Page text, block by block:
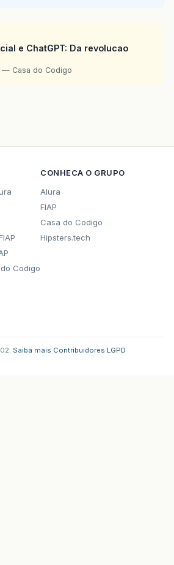
e ChatGPT: Da revolucao
— Casa do Codigo
Codigo
CONHECA O GRUPO
Alura
FIAP
Casa do Codigo
Hipsters.tech
Saiba mais Contribuidores LGPD